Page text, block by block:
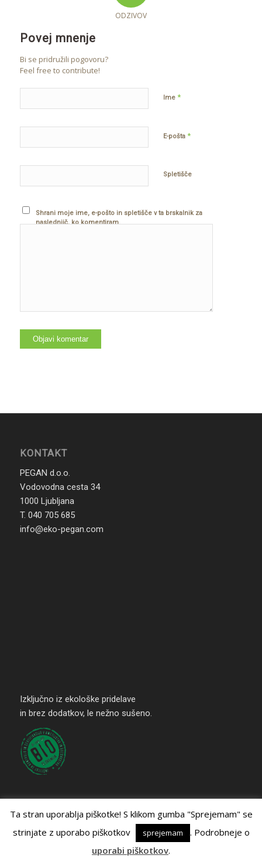
ODZIVOV
Povej mnenje
Bi se pridružili pogovoru?
Feel free to contribute!
Ime *
E-pošta *
Spletišče
Shrani moje ime, e-pošto in spletišče v ta brskalnik za
naslednjič, ko komentiram.
KONTAKT
PEGAN d.o.o.
Vodovodna cesta 34
1000 Ljubljana
T. 040 705 685
info@eko-pegan.com
Izključno iz ekološke pridelave
in brez dodatkov, le nežno sušeno.
Vizualni prevodiSpletna izvedba
Ta stran uporablja piškotke! S klikom gumba "Sprejemam" se
strinjate z uporabo piškotkov
sprejemam
. Podrobneje o
uporabi piškotkov.